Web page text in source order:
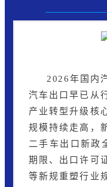
2026年国内
汽车出口早已从
产业转型升级核
规模持续走高，
二手车出口新政
期限、出口许可
等新规重塑行业